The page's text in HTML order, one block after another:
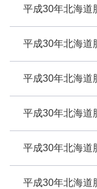
平成30年北海道
平成30年北海道
平成30年北海道
平成30年北海道
平成30年北海道
平成30年北海道